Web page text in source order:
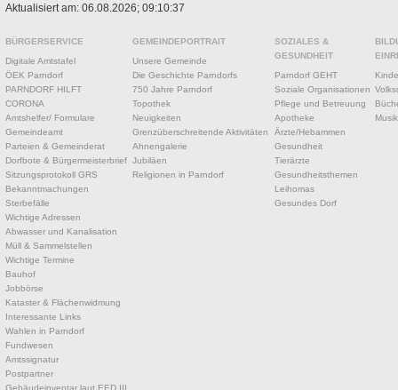
Aktualisiert am: 06.08.2026; 09:10:37
BÜRGERSERVICE
Digitale Amtstafel
ÖEK Parndorf
PARNDORF HILFT
CORONA
Amtshelfer/ Formulare
Gemeindeamt
Parteien & Gemeinderat
Dorfbote & Bürgermeisterbrief
Sitzungsprotokoll GRS
Bekanntmachungen
Sterbefälle
Wichtige Adressen
Abwasser und Kanalisation
Müll & Sammelstellen
Wichtige Termine
Bauhof
Jobbörse
Kataster & Flächenwidmung
Interessante Links
Wahlen in Parndorf
Fundwesen
Amtssignatur
Postpartner
Gebäudeinventar laut EED III
GEMEINDEPORTRAIT
Unsere Gemeinde
Die Geschichte Parndorfs
750 Jahre Parndorf
Topothek
Neuigkeiten
Grenzüberschreitende Aktivitäten
Ahnengalerie
Jubiläen
Religionen in Parndorf
SOZIALES &
GESUNDHEIT
Parndorf GEHT
Soziale Organisationen
Pflege und Betreuung
Apotheke
Ärzte/Hebammen
Gesundheit
Tierärzte
Gesundheitsthemen
Leihomas
Gesundes Dorf